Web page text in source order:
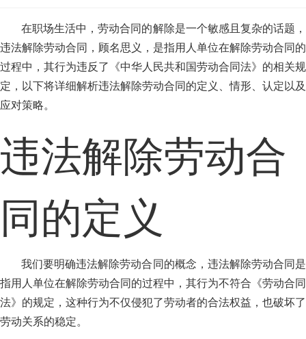
在职场生活中，劳动合同的解除是一个敏感且复杂的话题，
违法解除劳动合同，顾名思义，是指用人单位在解除劳动合同的
过程中，其行为违反了《中华人民共和国劳动合同法》的相关规
定，以下将详细解析违法解除劳动合同的定义、情形、认定以及
应对策略。
违法解除劳动合
同的定义
我们要明确违法解除劳动合同的概念，违法解除劳动合同是
指用人单位在解除劳动合同的过程中，其行为不符合《劳动合同
法》的规定，这种行为不仅侵犯了劳动者的合法权益，也破坏了
劳动关系的稳定。